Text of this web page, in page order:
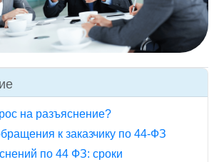
на разъяснение?
к заказчику по 44-ФЗ
по 44 ФЗ: сроки